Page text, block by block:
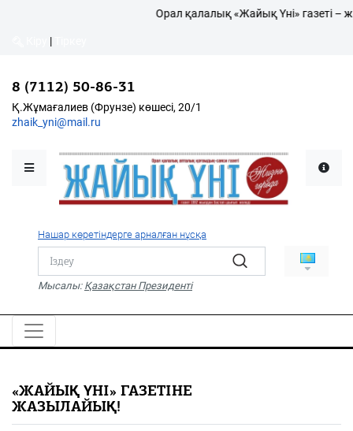
Қалалықтар қаперіне
Қоғам
Дені сау ұлт
Спорт
Жалын
PDF
«Жайық үні» — 33 жыл
Каталог
Қ.Жұмағалиев (Фрунзе)
Орал қалалық «Жайық Үні» газеті –
|
8 (7112) 50-86-31
Қ.Жұмағалиев (Фрунзе) көшесі, 20/1
zhaik_yni@mail.ru
Нашар көретіндерге арналған нұсқа
Мысалы: Қазақстан Президенті
«ЖАЙЫҚ ҮНІ» ГАЗЕТІНЕ
ЖАЗЫЛАЙЫҚ!